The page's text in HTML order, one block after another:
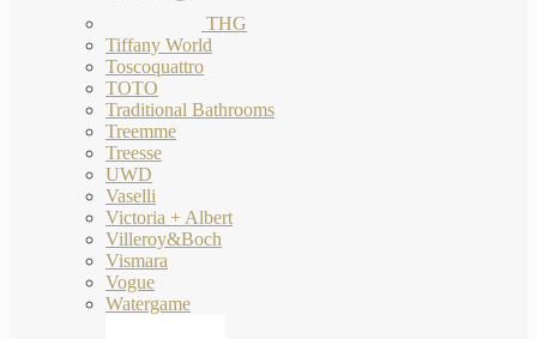
THG
Tiffany World
Toscoquattro
TOTO
Traditional Bathrooms
Treemme
Treesse
UWD
Vaselli
Victoria + Albert
Villeroy&Boch
Vismara
Vogue
Watergame